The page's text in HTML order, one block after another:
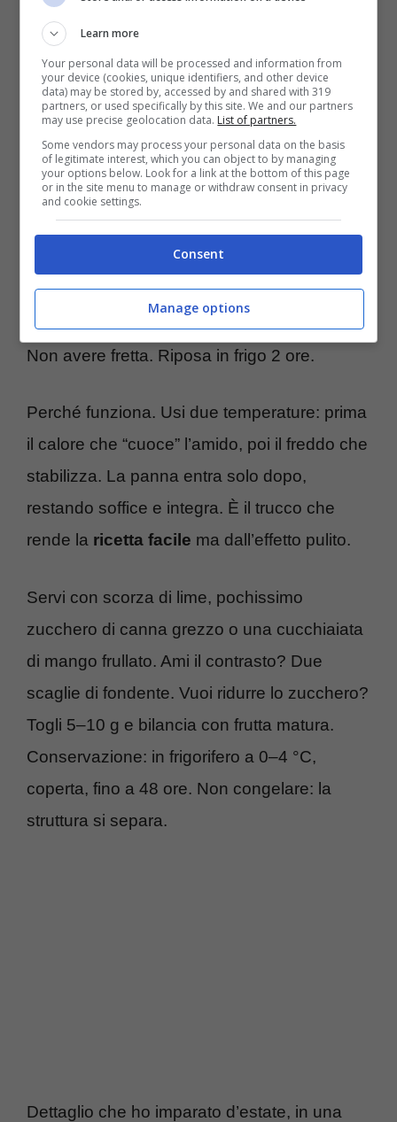
Nota tecnica utile: l’amido addensa oltre ~72
°C; se non arrivi lì, la crema resta fluida.
Versa in una ciotola bassa, copri a contatto e
raffredda fino a temperatura frigorifero.
Questo passaggio è la chiave.
Incontro a freddo. Monta la panna a picchi
con una frusta per ammorbidirla, poi
incorpora un terzo di panna per alleggerire, e
il resto con movimenti dal basso verso l’alto.
Non avere fretta. Riposa in frigo 2 ore.
Perché funziona. Usi due temperature: prima
il calore che “cuoce” l’amido, poi il freddo che
stabilizza. La panna entra solo dopo,
restando soffice e integra. È il trucco che
rende la ricetta facile ma dall’effetto pulito.
Servi con scorza di lime, pochissimo
zucchero di canna grezzo o una cucchiaiata
di mango frullato. Ami il contrasto? Due
scaglie di fondente. Vuoi ridurre lo zucchero?
Togli 5–10 g e bilancia con frutta matura.
Conservazione: in frigorifero a 0–4 °C,
coperta, fino a 48 ore. Non congelare: la
struttura si separa.
Dettaglio che ho imparato d’estate, in una
Learn more
Your personal data will be processed and information from
your device (cookies, unique identifiers, and other device
data) may be stored by, accessed by and shared with 319
partners, or used specifically by this site. We and our partners
may use precise geolocation data. List of partners.
Some vendors may process your personal data on the basis
of legitimate interest, which you can object to by managing
your options below. Look for a link at the bottom of this page
or in the site menu to manage or withdraw consent in privacy
and cookie settings.
Consent
Manage options